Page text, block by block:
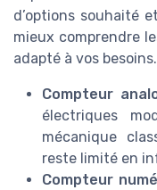
d’options souhaité
mieux comprendre
adapté à vos besoins.
Compteur
électriques
mécanique
reste limité en
Compteur